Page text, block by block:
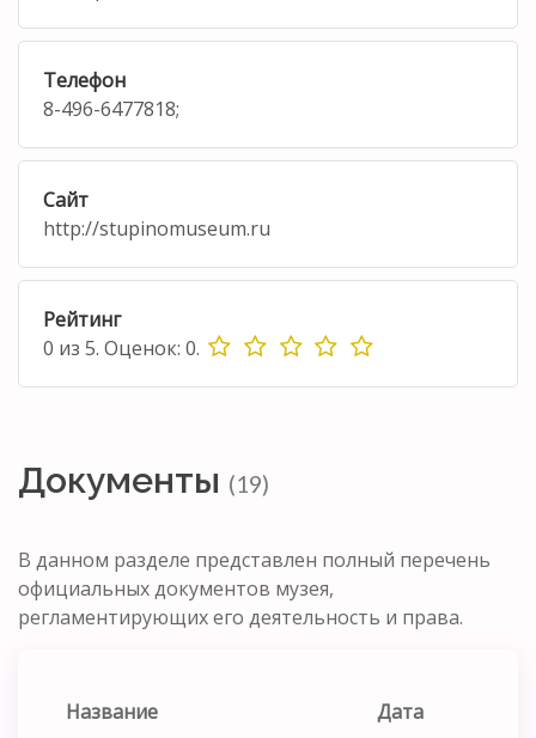
Телефон
8-496-6477818;
Сайт
http://stupinomuseum.ru
Рейтинг
0 из 5. Оценок: 0.
Документы (19)
В данном разделе представлен полный перечень
официальных документов музея,
регламентирующих его деятельность и права.
Название Дата